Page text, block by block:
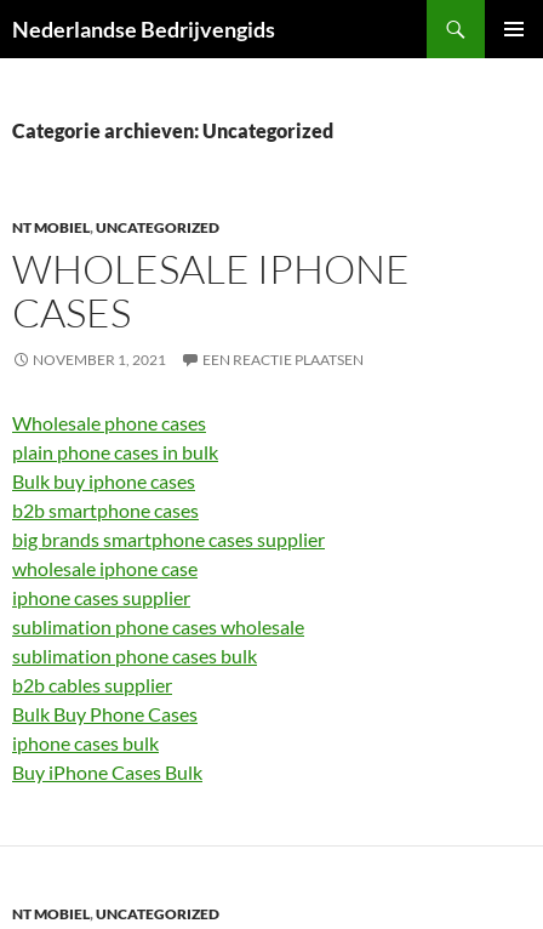
naar
Nederlandse Bedrijvengids
Categorie archieven: Uncategorized
NT MOBIEL,UNCATEGORIZED
WHOLESALE IPHONE
CASES
NOVEMBER 1, 2021 EEN REACTIE PLAATSEN
Wholesale phone cases
plain phone cases in bulk
Bulk buy iphone cases
b2b smartphone cases
big brands smartphone cases supplier
wholesale iphone case
iphone cases supplier
sublimation phone cases wholesale
sublimation phone cases bulk
b2b cables supplier
Bulk Buy Phone Cases
iphone cases bulk
Buy iPhone Cases Bulk
NT MOBIEL,UNCATEGORIZED